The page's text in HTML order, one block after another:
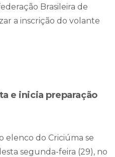
Brasileira de
a inscrição do volante
e inicia preparação
elenco do Criciúma se
segunda-feira (29), no